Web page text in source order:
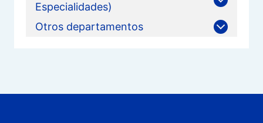
Especialidades)
Otros departamentos